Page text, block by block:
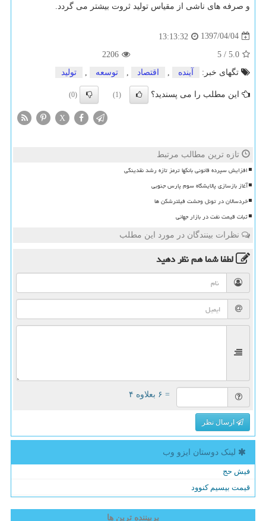
و صرفه های ناشی از مقیاس تولید ثروت بیشتر می گردد.
1397/04/04
13:13:32
5.0
/
5
2206
تگهای خبر:
آینده , اقتصاد , توسعه , تولید
این مطلب را می پسندید؟ (1)
(0)
X
تازه ترین مطالب مرتبط
افزایش سپرده قانونی بانکها ترمز تازه رشد نقدینگی
آغاز بازسازی پالایشگاه سوم پارس جنوبی
خردسالان در تونل وحشت فیلترشکن ها
ثبات قیمت نفت در بازار جهانی
نظرات بینندگان در مورد این مطلب
لطفا شما همنظر دهید
= ۶ بعلاوه ۴
ارسال نظر
لینک دوستان ایزو وب
فیش حج
قیمت بیسیم کنوود
پربیننده ترین ها